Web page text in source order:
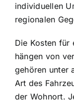
individuellen
regionalen
Die Kosten für
hängen von
gehören unter
Art des
der Wohnort.